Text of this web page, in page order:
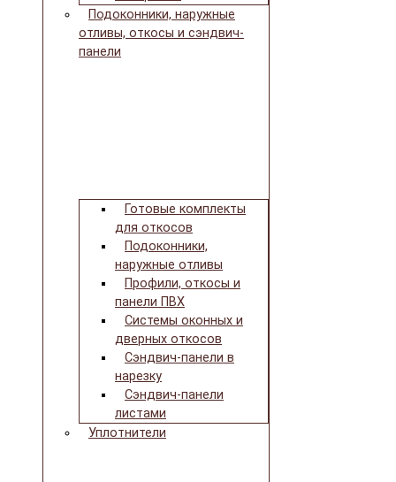
Подоконники, наружные
отливы, откосы и сэндвич-
панели
Готовые комплекты
для откосов
Подоконники,
наружные отливы
Профили, откосы и
панели ПВХ
Системы оконных и
дверных откосов
Сэндвич-панели в
нарезку
Сэндвич-панели
листами
Уплотнители